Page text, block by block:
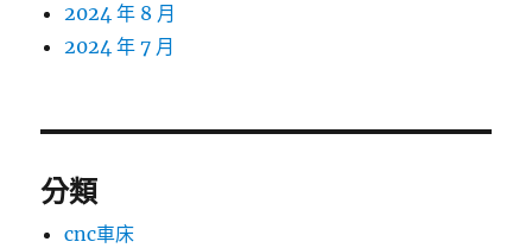
2024 年 8 月
2024 年 7 月
分類
cnc車床